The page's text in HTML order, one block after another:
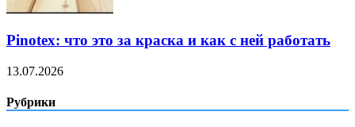
Pinotex: что это за краска и как с ней работать
13.07.2026
Рубрики